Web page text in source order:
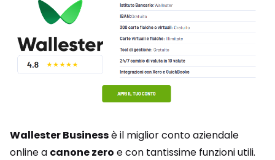
Wallester Businessè il miglior conto aziendale
online a canone zero e con tantissime funzioni utili.